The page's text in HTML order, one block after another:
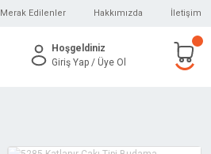
Merak Edilenler Hakkımızda İletişim
Hoşgeldiniz
Giriş Yap / Üye Ol